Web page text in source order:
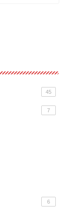
45
7
6